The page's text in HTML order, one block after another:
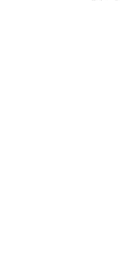
של הכנסת ספר
רבים, ייקחו חלק
שיציינו את